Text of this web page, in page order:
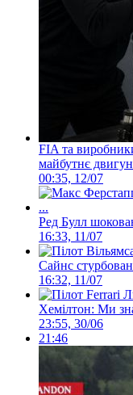
FIA та
майбутнє
00:35, 12/07
Ред Булл
16:33, 11/07
Сайнс
16:32, 11/07
Хемілтон: Ми
23:55, 30/06
21:46